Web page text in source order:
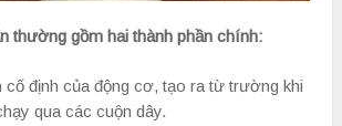
thường gồm hai thành phần chính:
cố định của động cơ, tạo ra từ trường khi
qua các cuộn dây.